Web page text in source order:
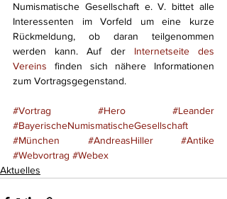
Numismatische Gesellschaft e. V. bittet alle
Interessenten im Vorfeld um eine kurze
Rückmeldung, ob daran teilgenommen
werden kann. Auf der Internetseite des
Vereins finden sich nähere Informationen
zum Vortragsgegenstand.
#Vortrag #Hero
#Leander
#BayerischeNumismatischeGesellschaft
#München
#AndreasHiller
#Antike
#Webvortrag #Webex
Aktuelles